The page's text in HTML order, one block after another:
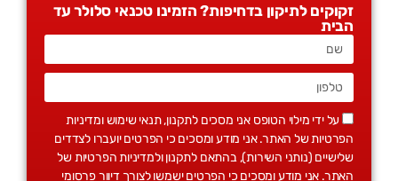
זקוקים לתיקון בדחיפות? הזמינו טכנאי סלולר עד
הבית
על ידי מילוי הטופס אני מסכים לתקנון, תנאי שימוש ומדיניות
הפרטיות של האתר. אני מודע ומסכים כי הפרטים יועברו לצדדים
שלישיים (נותני השירות), בהתאם לתקנון ולמדיניות הפרטיות של
האתר. אני מודע ומסכים כי הפרטים ישמשו לצורך דיוור פרסומי